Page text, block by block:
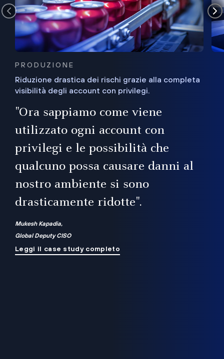
PRODUZIONE
Riduzione drastica dei rischi grazie alla completa
visibilità degli account con privilegi.
"Ora sappiamo come viene
utilizzato ogni account con
privilegi e le possibilità che
qualcuno possa causare danni al
nostro ambiente si sono
drasticamente ridotte".
Mukesh Kapadia,
Global Deputy CISO
Leggi il case study completo